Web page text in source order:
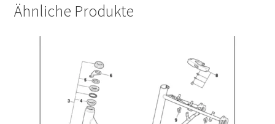
Ähnliche Produkte